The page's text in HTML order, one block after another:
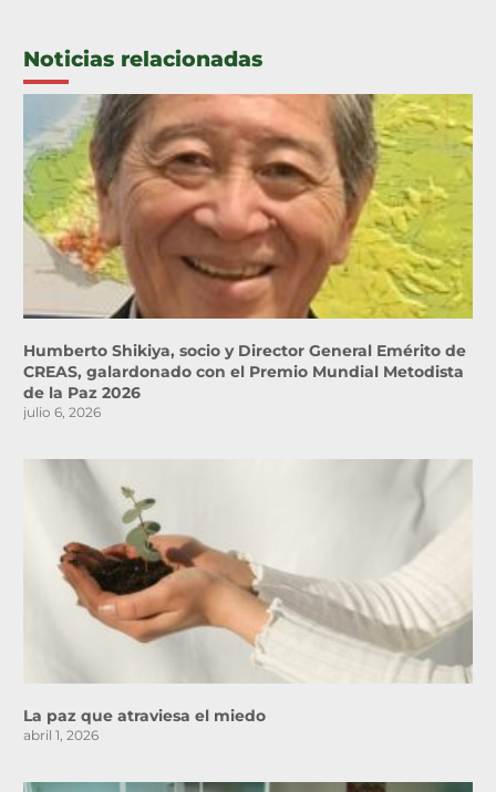
Noticias relacionadas
Humberto Shikiya, socio y Director General Emérito de
CREAS, galardonado con el Premio Mundial Metodista
de la Paz 2026
julio 6, 2026
La paz que atraviesa el miedo
abril 1, 2026